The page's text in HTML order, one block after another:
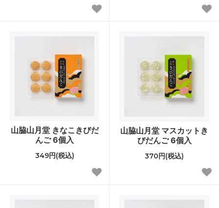
山脇山月堂 きなこきびだ
んご 6個入
349円(税込)
山脇山月堂 マスカットき
びだんご 6個入
370円(税込)